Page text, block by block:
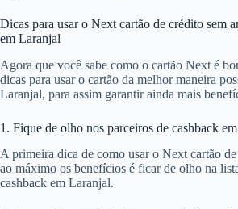
Dicas para usar o Next cartão de crédito sem
em Laranjal
Agora que você sabe como o cartão Next é
dicas para usar o cartão da melhor maneira
Laranjal, para assim garantir ainda mais
1. Fique de olho nos parceiros de cashback
A primeira dica de como usar o Next cartão
ao máximo os benefícios é ficar de olho na
cashback em Laranjal.